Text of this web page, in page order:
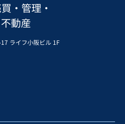
・管理・
動産
ライフ小阪ビル 1F